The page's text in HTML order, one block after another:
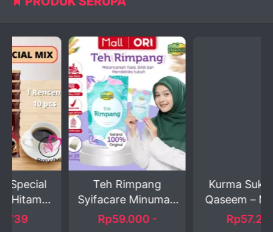
Teh Rimpang
Syifacare Minuman
Herbal...
Rp59.000 -
Kurma Sukari Al-
Qaseem – Manis...
Rp57.250